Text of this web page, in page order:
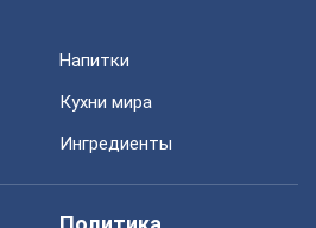
Напитки
Кухни мира
Ингредиенты